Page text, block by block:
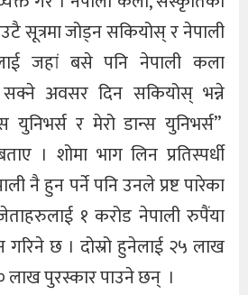
सूत्रमा जोड्न सकियोस् र नेपाली
जहां बसे पनि नेपाली कला
सक्ने अवसर दिन सकियोस् भन्ने
युनिभर्स र मेरो डान्स युनिभर्स”
। शोमा भाग लिन प्रतिस्पर्धी
नै हुन पर्ने पनि उनले प्रष्ट पारेका
१ करोड नेपाली रुपैंया
गरिने छ । दोस्रो हुनेलाई २५ लाख
लाख पुरस्कार पाउने छन् ।